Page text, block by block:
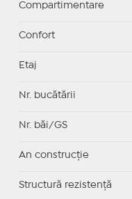
Compartimentare
Confort
Etaj
Nr. bucătării
Nr. băi/GS
An construcție
Structură rezistență